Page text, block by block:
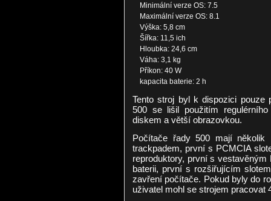
Minimální verze OS: 7.5
Maximální verze OS: 8.1
Výška: 5,8 cm
Šířka: 11,5 ich
Hloubka: 24,6 cm
Váha: 3,1 kg
Příkon: 40 W
kapacita baterie: 2 h
Tento stroj byl k dispozici
500 se lišil použitím
diskem a větší obrazovkou.
Počítače řady 500 mají
trackpadem, první s PCMCIA
reproduktory, první s
baterii, první s rozšiřujícím
zavření počítače. Pokud byly do
uživatel mohl se strojem pracovat